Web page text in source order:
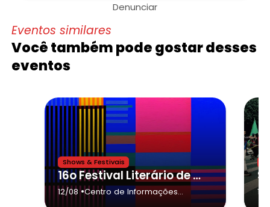
Denunciar
Eventos similares
Você também pode gostar desses
eventos
Shows & Festivais
16o Festival Literário de Votuporanga - Fliv 2026,Gisele Mirabai
12/08 •Centro de Informações
Culturais e Turísticas "Marão